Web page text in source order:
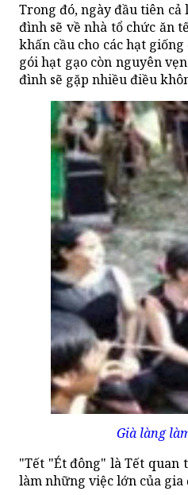
Trong đó, ngày đầu tiên
đình sẽ về nhà tổ chức ăn
khấn cầu cho các hạt
gói hạt gạo còn nguyên
đình sẽ gặp nhiều điều
Già làng
"Tết "Ét đông" là Tết quan
làm những việc lớn của